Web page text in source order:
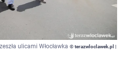
ulicami Włocławka © terazwloclawek.pl |